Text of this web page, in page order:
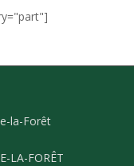
la-Forêt
LA-FORÊT